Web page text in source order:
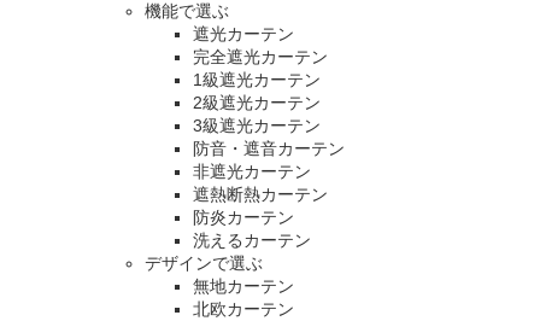
機能で選ぶ
遮光カーテン
完全遮光カーテン
1級遮光カーテン
2級遮光カーテン
3級遮光カーテン
防音・遮音カーテン
非遮光カーテン
遮熱断熱カーテン
防炎カーテン
洗えるカーテン
デザインで選ぶ
無地カーテン
北欧カーテン